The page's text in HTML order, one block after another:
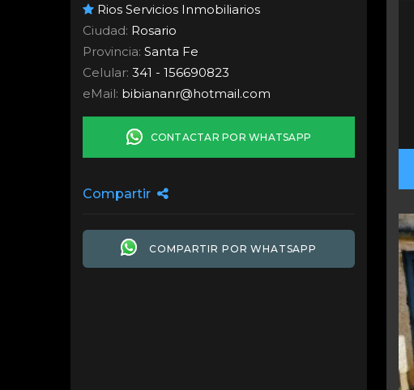
Rios Servicios Inmobiliarios
Ciudad: Rosario
Provincia: Santa Fe
Celular: 341 - 156690823
eMail: bibiananr@hotmail.com
CONTACTAR POR WHATSAPP
Compartir
COMPARTIR POR WHATSAPP